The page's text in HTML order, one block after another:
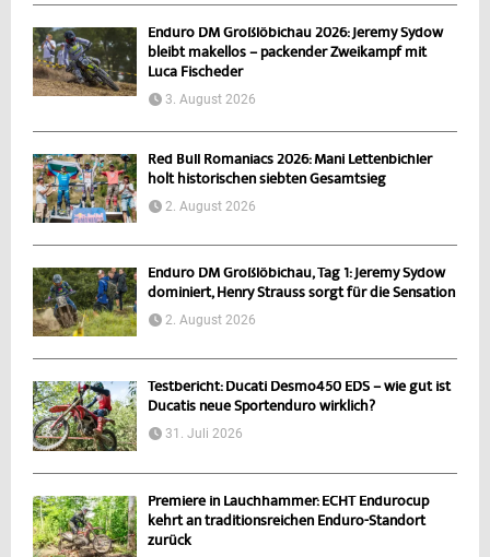
Enduro DM Großlöbichau 2026: Jeremy Sydow
bleibt makellos – packender Zweikampf mit
Luca Fischeder
3. August 2026
Red Bull Romaniacs 2026: Mani Lettenbichler
holt historischen siebten Gesamtsieg
2. August 2026
Enduro DM Großlöbichau, Tag 1: Jeremy Sydow
dominiert, Henry Strauss sorgt für die Sensation
2. August 2026
Testbericht: Ducati Desmo450 EDS – wie gut ist
Ducatis neue Sportenduro wirklich?
31. Juli 2026
Premiere in Lauchhammer: ECHT Endurocup
kehrt an traditionsreichen Enduro-Standort
zurück